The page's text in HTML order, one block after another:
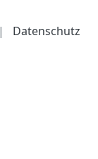
| Datenschutz